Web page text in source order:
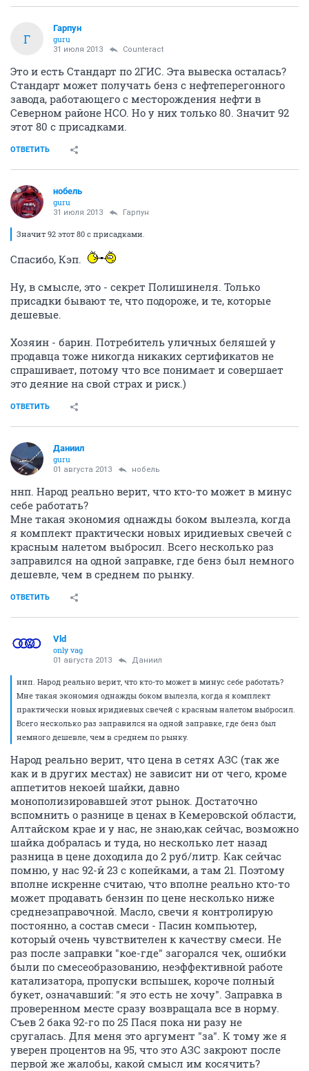
Г
Гарпун
guru
31 июля 2013 Counteract
Это и есть Стандарт по 2ГИС. Эта вывеска осталась?
Стандарт может получать бенз с нефтеперегонного
завода, работающего с месторождения нефти в
Северном районе НСО. Но у них только 80. Значит 92
этот 80 с присадками.
ОТВЕТИТЬ
нобель
guru
31 июля 2013 Гарпун
Значит 92 этот 80 с присадками.
Спасибо, Кэп.
Ну, в смысле, это - секрет Полишинеля. Только
присадки бывают те, что подороже, и те, которые
дешевые.
Хозяин - барин. Потребитель уличных беляшей у
продавца тоже никогда никаких сертификатов не
спрашивает, потому что все понимает и совершает
это деяние на свой страх и риск.)
ОТВЕТИТЬ
Даниил
guru
01 августа 2013 нобель
ннп. Народ реально верит, что кто-то может в минус
себе работать?
Мне такая экономия однажды боком вылезла, когда
я комплект практически новых иридиевых свечей с
красным налетом выбросил. Всего несколько раз
заправился на одной заправке, где бенз был немного
дешевле, чем в среднем по рынку.
ОТВЕТИТЬ
Vld
only vag
01 августа 2013 Даниил
ннп. Народ реально верит, что кто-то может в минус себе работать?
Мне такая экономия однажды боком вылезла, когда я комплект
практически новых иридиевых свечей с красным налетом выбросил.
Всего несколько раз заправился на одной заправке, где бенз был
немного дешевле, чем в среднем по рынку.
Народ реально верит, что цена в сетях АЗС (так же
как и в других местах) не зависит ни от чего, кроме
аппетитов некоей шайки, давно
монополизировавшей этот рынок. Достаточно
вспомнить о разнице в ценах в Кемеровской области,
Алтайском крае и у нас, не знаю,как сейчас, возможно
шайка добралась и туда, но несколько лет назад
разница в цене доходила до 2 руб/литр. Как сейчас
помню, у нас 92-й 23 с копейками, а там 21. Поэтому
вполне искренне считаю, что вполне реально кто-то
может продавать бензин по цене несколько ниже
среднезаправочной. Масло, свечи я контролирую
постоянно, а состав смеси - Пасин компьютер,
который очень чувствителен к качеству смеси. Не
раз после заправки "кое-где" загорался чек, ошибки
были по смесеобразованию, неэффективной работе
катализатора, пропуски вспышек, короче полный
букет, означавший: "я это есть не хочу". Заправка в
проверенном месте сразу возвращала все в норму.
Съев 2 бака 92-го по 25 Пася пока ни разу не
сругалась. Для меня это аргумент "за". К тому же я
уверен процентов на 95, что это АЗС закроют после
первой же жалобы, какой смысл им косячить?